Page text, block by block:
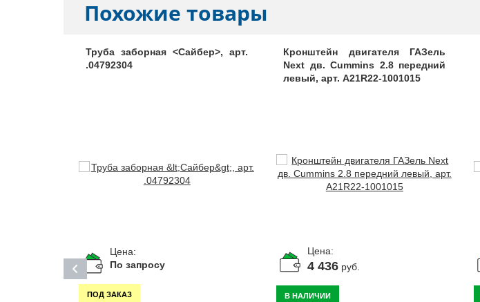
Похожие товары
Труба заборная <Сайбер>, арт.
.04792304
Цена:
По запросу
ПОД ЗАКАЗ
Кронштейн двигателя ГАЗель
Next дв. Cummins 2.8 передний
левый, арт. A21R22-1001015
Цена:
4 436 руб.
В НАЛИЧИИ